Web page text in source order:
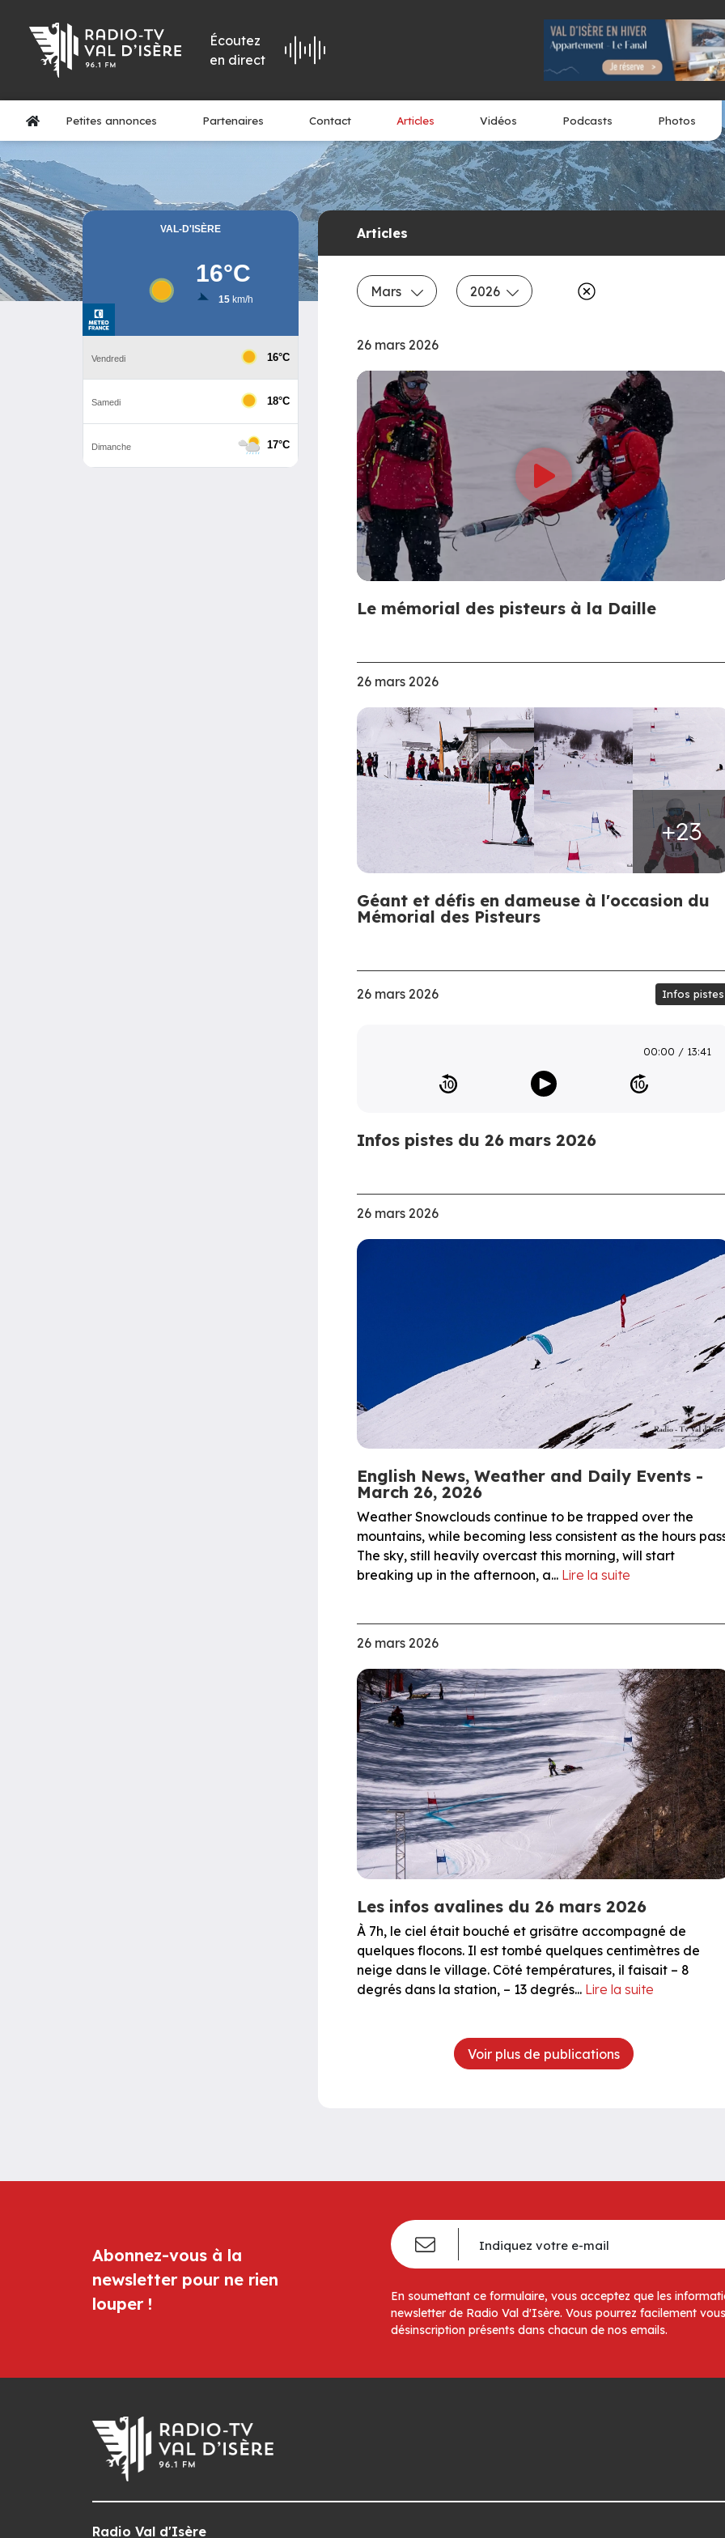
Écoutez
en direct
Petites annonces Partenaires Contact Articles Vidéos Podcasts Photos
Articles
Mars 2026
26 mars 2026
Le mémorial des pisteurs à la Daille
26 mars 2026
+23
Géant et défis en dameuse à l'occasion du
Mémorial des Pisteurs
26 mars 2026 Infos pistes
00:00 13:41
Infos pistes du 26 mars 2026
26 mars 2026
English News, Weather and Daily Events -
March 26, 2026
Weather Snowclouds continue to be trapped over the
mountains, while becoming less consistent as the hours
The sky, still heavily overcast this morning, will start
breaking up in the afternoon, a... Lire la suite
26 mars 2026
Les infos avalines du 26 mars 2026
À 7h, le ciel était bouché et grisâtre accompagné de
quelques flocons. Il est tombé quelques centimètres de
neige dans le village. Côté températures, il faisait – 8
degrés dans la station, – 13 degrés... Lire la suite
Voir plus de publications
Abonnez-vous à la
newsletter pour ne rien
louper !
En soumettant ce formulaire, vous acceptez que les
newsletter de Radio Val d'Isère. Vous pourrez facilement
désinscription présents dans chacun de nos emails.
Radio Val d'Isère